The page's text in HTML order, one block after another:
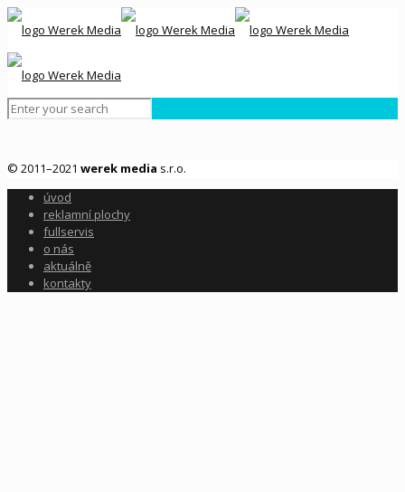
© 2011–2021 werek media s.r.o.
úvod
reklamní plochy
fullservis
o nás
aktuálně
kontakty